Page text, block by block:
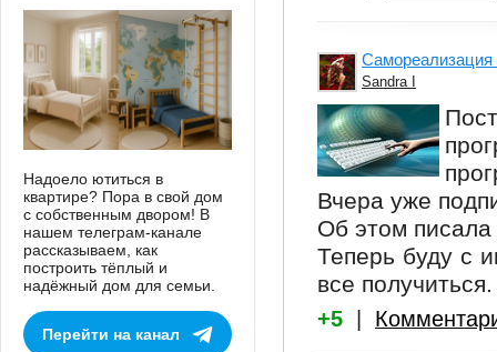
Самореализация
Sandra I
Вчера уже
Об этом
Теперь буду с
все получиться.
+5
Надоело ютиться в
квартире? Пора в свой дом
с собственным двором! В
нашем телеграм-канале
рассказываем, как
построить тёплый и
надёжный дом для семьи.
Перейти на канал